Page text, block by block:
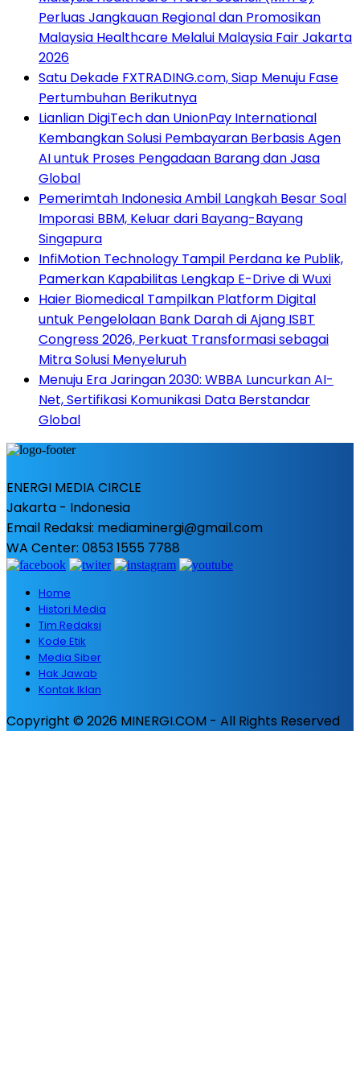
Perluas Jangkauan Regional dan Promosikan
Malaysia Healthcare Melalui Malaysia Fair Jakarta
2026
Satu Dekade FXTRADING.com, Siap Menuju Fase
Pertumbuhan Berikutnya
Lianlian DigiTech dan UnionPay International
Kembangkan Solusi Pembayaran Berbasis Agen
AI untuk Proses Pengadaan Barang dan Jasa
Global
Pemerimtah Indonesia Ambil Langkah Besar Soal
Imporasi BBM, Keluar dari Bayang-Bayang
Singapura
InfiMotion Technology Tampil Perdana ke Publik,
Pamerkan Kapabilitas Lengkap E-Drive di Wuxi
Haier Biomedical Tampilkan Platform Digital
untuk Pengelolaan Bank Darah di Ajang ISBT
Congress 2026, Perkuat Transformasi sebagai
Mitra Solusi Menyeluruh
Menuju Era Jaringan 2030: WBBA Luncurkan AI-
Net, Sertifikasi Komunikasi Data Berstandar
Global
ENERGI MEDIA CIRCLE
Jakarta - Indonesia
Email Redaksi: mediaminergi@gmail.com
WA Center: 0853 1555 7788
Home
Histori Media
Tim Redaksi
Kode Etik
Media Siber
Hak Jawab
Kontak Iklan
Copyright © 2026 MINERGI.COM - All Rights Reserved